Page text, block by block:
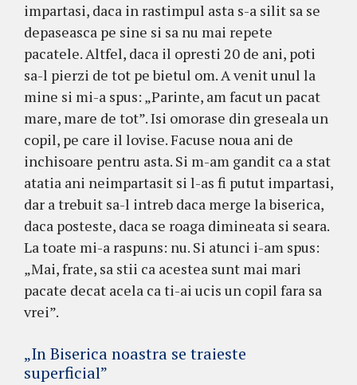
impartasi, daca in rastimpul asta s-a silit sa se
depaseasca pe sine si sa nu mai repete
pacatele. Altfel, daca il opresti 20 de ani, poti
sa-l pierzi de tot pe bietul om. A venit unul la
mine si mi-a spus: „Parinte, am facut un pacat
mare, mare de tot”. Isi omorase din greseala un
copil, pe care il lovise. Facuse noua ani de
inchisoare pentru asta. Si m-am gandit ca a stat
atatia ani neimpartasit si l-as fi putut impartasi,
dar a trebuit sa-l intreb daca merge la biserica,
daca posteste, daca se roaga dimineata si seara.
La toate mi-a raspuns: nu. Si atunci i-am spus:
„Mai, frate, sa stii ca acestea sunt mai mari
pacate decat acela ca ti-ai ucis un copil fara sa
vrei”.
„In Biserica noastra se traieste
superficial”